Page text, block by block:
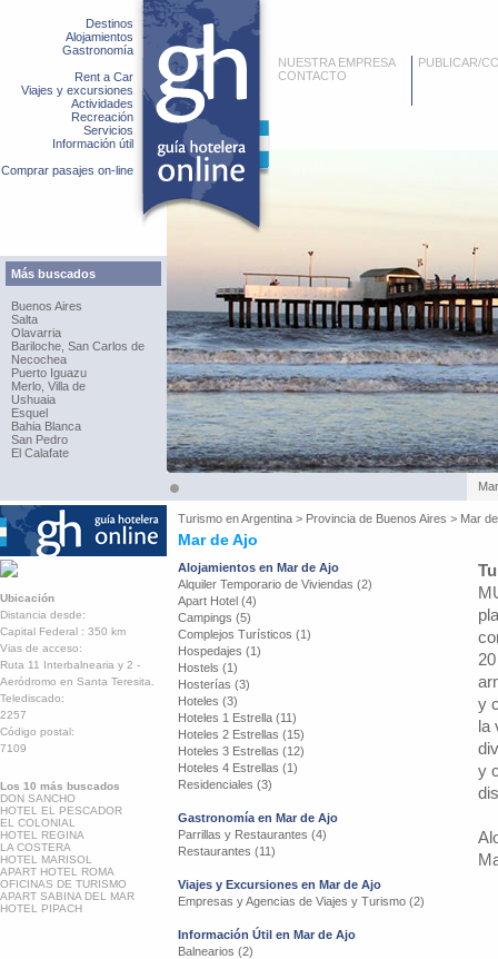
Destinos
Alojamientos
Gastronomía
Rent a Car
Viajes y excursiones
Actividades
Recreación
Servicios
Información útil
Comprar pasajes on-line
Más buscados
Buenos Aires
Salta
Olavarria
Bariloche, San Carlos de
Necochea
Puerto Iguazu
Merlo, Villa de
Ushuaia
Esquel
Bahia Blanca
San Pedro
El Calafate
NUESTRA EMPRESA
CONTACTO
PUBLICAR/
Turismo enArgentina > Provincia de Buenos Aires > Mar
Mar de Ajo
Ubicación
Distancia desde:
Capital Federal : 350 km
Vias de acceso:
Ruta 11 Interbalnearia y 2 -
Aeródromo en Santa Teresita.
Telediscado:
2257
Código postal:
7109
Los 10 más buscados
DON SANCHO
HOTEL EL PESCADOR
EL COLONIAL
HOTEL REGINA
LA COSTERA
HOTEL MARISOL
APART HOTEL ROMA
OFICINAS DE TURISMO
APART SABINA DEL MAR
HOTEL PIPACH
Alojamientos en Mar de Ajo
Alquiler Temporario de Viviendas (2)
Apart Hotel (4)
Campings (5)
Complejos Turísticos (1)
Hospedajes (1)
Hostels (1)
Hosterías (3)
Hoteles (3)
Hoteles 1 Estrella (11)
Hoteles 2 Estrellas (15)
Hoteles 3 Estrellas (12)
Hoteles 4 Estrellas (1)
Residenciales (3)
Gastronomía en Mar de Ajo
Parrillas y Restaurantes (4)
Restaurantes (11)
Viajes y Excursiones en Mar de Ajo
Empresas y Agencias de Viajes y Turismo (2)
Información Útil en Mar de Ajo
Balnearios (2)
y
la
y